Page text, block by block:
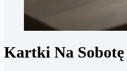
Kartki Na Sobotę